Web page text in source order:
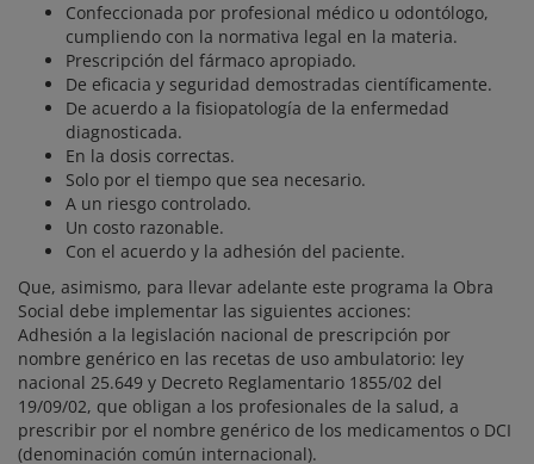
Confeccionada por profesional médico u odontólogo,
cumpliendo con la normativa legal en la materia.
Prescripción del fármaco apropiado.
De eficacia y seguridad demostradas científicamente.
De acuerdo a la fisiopatología de la enfermedad
diagnosticada.
En la dosis correctas.
Solo por el tiempo que sea necesario.
A un riesgo controlado.
Un costo razonable.
Con el acuerdo y la adhesión del paciente.
Que, asimismo, para llevar adelante este programa la Obra
Social debe implementar las siguientes acciones:
Adhesión a la legislación nacional de prescripción por
nombre genérico en las recetas de uso ambulatorio: ley
nacional 25.649 y Decreto Reglamentario 1855/02 del
19/09/02, que obligan a los profesionales de la salud, a
prescribir por el nombre genérico de los medicamentos o DCI
(denominación común internacional).